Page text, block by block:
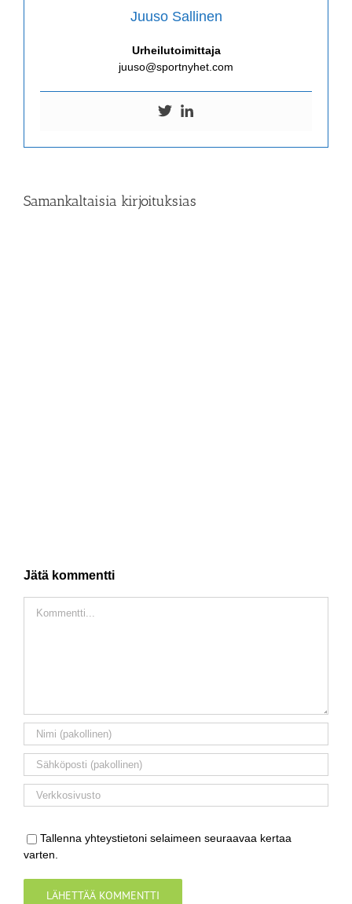
Juuso Sallinen
Urheilutoimittaja
juuso@sportnyhet.com
Samankaltaisia kirjoituksias
Jätä kommentti
Tallenna yhteystietoni selaimeen seuraavaa kertaa
varten.